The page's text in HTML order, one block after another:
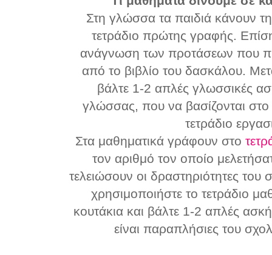
Στη γλώσσα τα παιδιά κάνουν
τετράδιο πρώτης γραφής.
ανάγνωση των προτάσεων που
από το βιβλίο του δασκάλου.
βάλτε 1-2 απλές γλωσσικές
γλώσσας, που να βασίζονται στο
τετράδιο
Στα μαθηματικά γράφουν στο
τον αριθμό τον οποίο
τελειώσουν οι δραστηριότητες του
χρησιμοποιήστε το τετράδιο
κουτάκια και βάλτε 1-2 απλές
είναι παραπλήσιες του